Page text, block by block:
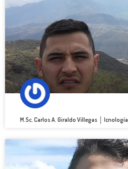
M.Sc. Carlos A. Giraldo Villegas │ Icnología